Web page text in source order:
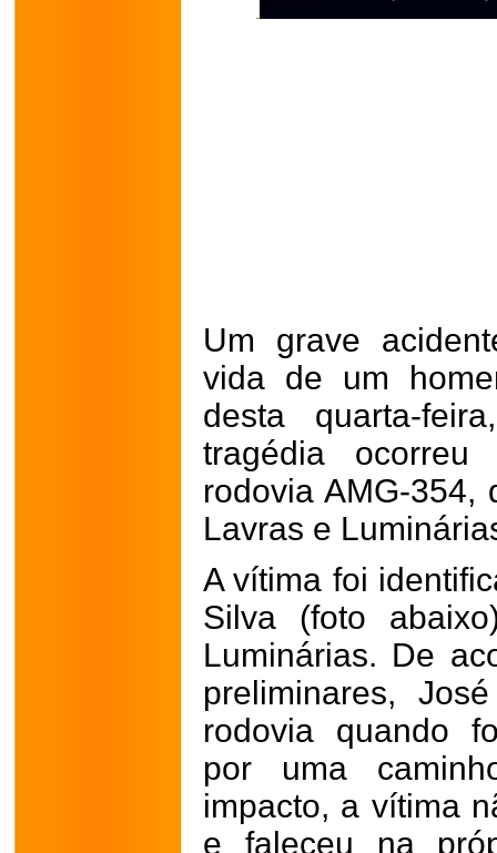
Um grave
vida de um
desta quarta-
tragédia
rodovia AMG-
Lavras e
A vítima foi
Silva (foto
Luminárias. De
preliminares,
rodovia quando
por uma
impacto, a vítima
e faleceu na